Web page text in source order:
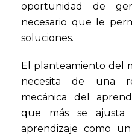
oportunidad de
necesario que le
soluciones.
El planteamiento del
necesita de una
mecánica del
que más se
aprendizaje como